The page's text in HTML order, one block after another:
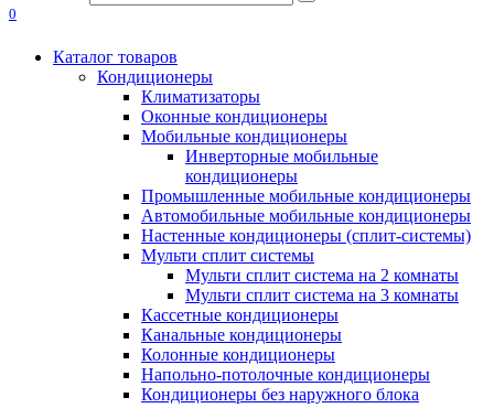
0
Каталог товаров
Кондиционеры
Климатизаторы
Оконные кондиционеры
Мобильные кондиционеры
Инверторные мобильные
кондиционеры
Промышленные мобильные кондиционеры
Автомобильные мобильные кондиционеры
Настенные кондиционеры (сплит-системы)
Мульти сплит системы
Мульти сплит система на 2 комнаты
Мульти сплит система на 3 комнаты
Кассетные кондиционеры
Канальные кондиционеры
Колонные кондиционеры
Напольно-потолочные кондиционеры
Кондиционеры без наружного блока